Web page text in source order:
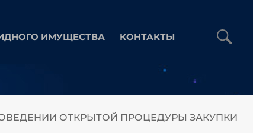
ИМУЩЕСТВА КОНТАКТЫ
ОТКРЫТОЙ ПРОЦЕДУРЫ ЗАКУПКИ